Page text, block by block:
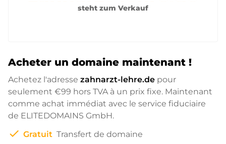
steht zum Verkauf
Acheter un domaine maintenant !
Achetez l'adresse zahnarzt-lehre.de pour
seulement €99 hors TVA à un prix fixe. Maintenant
comme achat immédiat avec le service fiduciaire
de ELITEDOMAINS GmbH.
check Gratuit Transfert de domaine